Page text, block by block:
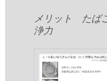
メリット たば
浄力